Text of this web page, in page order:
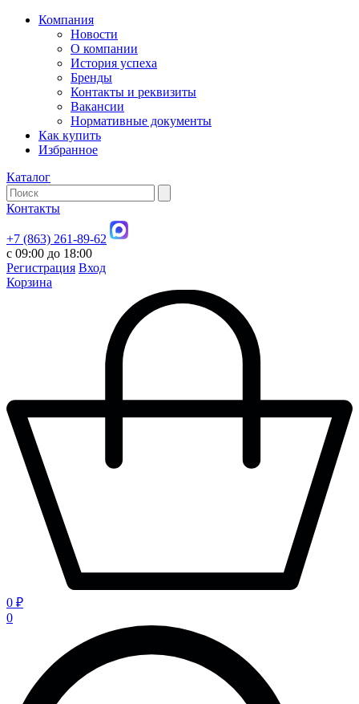
Компания
Новости
О компании
История успеха
Бренды
Контакты и реквизиты
Вакансии
Нормативные документы
Как купить
Избранное
Каталог
Контакты
+7 (863) 261-89-62
с 09:00 до 18:00
Регистрация Вход
Корзина
0 ₽
0